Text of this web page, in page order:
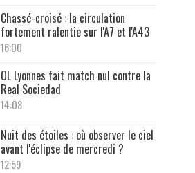
Chassé-croisé : la circulation
fortement ralentie sur l'A7 et l'A43
16:00
OL Lyonnes fait match nul contre la
Real Sociedad
14:08
Nuit des étoiles : où observer le ciel
avant l'éclipse de mercredi ?
12:59